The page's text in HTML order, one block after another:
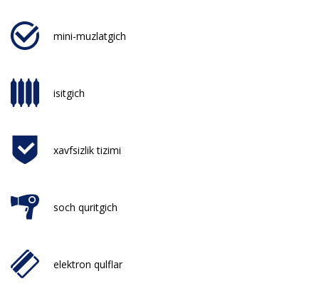
mini-muzlatgich
isitgich
xavfsizlik tizimi
soch quritgich
elektron qulflar